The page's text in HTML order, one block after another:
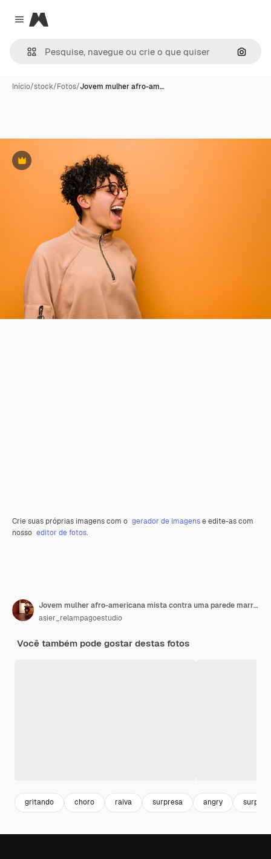
Close menu
Magnific
Início/stock/Fotos/Jovem mulher afro-am…
Premium
Crie suas próprias imagens com o gerador de imagense edite-as com
nosso editor de fotos.
Jovem mulher afro-americana mista contra uma parede marrom, gritando para um espaço de cópia
asier_relampagoestudio
Você também pode gostar destas fotos
gritando choro raiva surpresa angry surprise